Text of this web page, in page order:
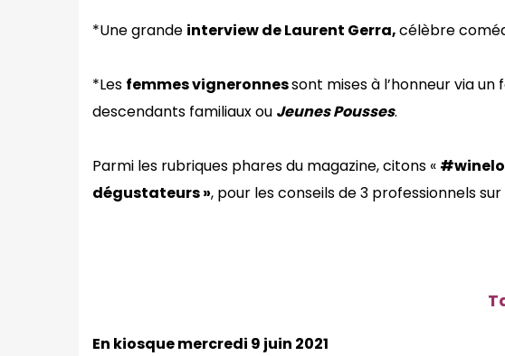
*Une grande interview de Laurent Gerra,célèbre
*Les femmes vigneronnessont mises à l’honneur via un
descendants familiaux ou Jeunes Pousses.
Parmi les rubriques phares du magazine, citons «
dégustateurs », pour les conseils de 3 professionnels
En kiosque mercredi 9 juin 2021